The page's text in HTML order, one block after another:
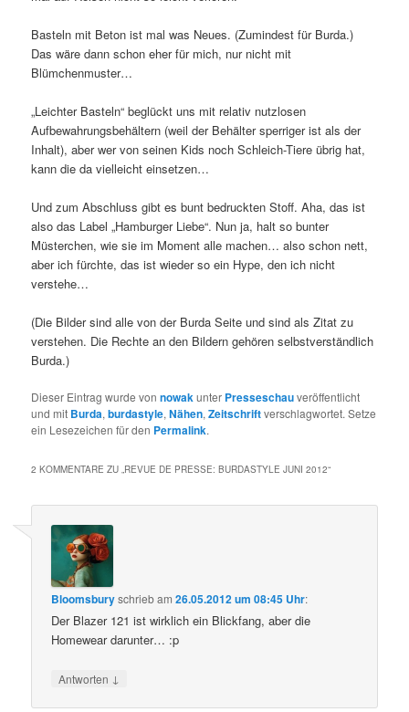
Basteln mit Beton ist mal was Neues. (Zumindest für Burda.)
Das wäre dann schon eher für mich, nur nicht mit
Blümchenmuster…
„Leichter Basteln“ beglückt uns mit relativ nutzlosen
Aufbewahrungsbehältern (weil der Behälter sperriger ist als der
Inhalt), aber wer von seinen Kids noch Schleich-Tiere übrig hat,
kann die da vielleicht einsetzen…
Und zum Abschluss gibt es bunt bedruckten Stoff. Aha, das ist
also das Label „Hamburger Liebe“. Nun ja, halt so bunter
Müsterchen, wie sie im Moment alle machen… also schon nett,
aber ich fürchte, das ist wieder so ein Hype, den ich nicht
verstehe…
(Die Bilder sind alle von der Burda Seite und sind als Zitat zu
verstehen. Die Rechte an den Bildern gehören selbstverständlich
Burda.)
Dieser Eintrag wurde vonnowakunter Presseschauveröffentlicht
und mit Burda,burdastyle,Nähen,Zeitschriftverschlagwortet. Setze
ein Lesezeichen für den Permalink.
2 KOMMENTARE ZU „REVUE DE PRESSE: BURDASTYLE JUNI 2012“
Bloomsburyschriebam26.05.2012 um 08:45 Uhr:
Der Blazer 121 ist wirklich ein Blickfang, aber die
Homewear darunter… :p
Antworten ↓